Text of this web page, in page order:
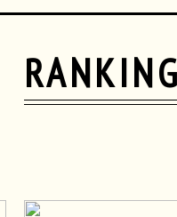
RANKING